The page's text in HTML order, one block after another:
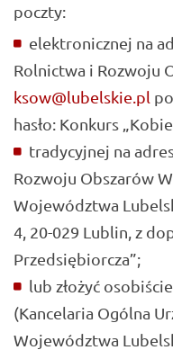
poczty:
elektronicznej na
Rolnictwa i Rozwoju
ksow@lubelskie.pl
hasło: Konkurs
tradycyjnej na
Rozwoju Obszarów
Województwa
4, 20-029 Lublin, z
Przedsiębiorcza”;
lub złożyć
(Kancelaria Ogólna
Województwa